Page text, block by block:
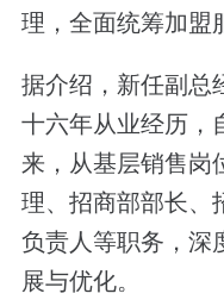
理，全面统筹加盟
据介绍，新任副总
十六年从业经历，
来，从基层销售岗
理、招商部部长、
负责人等职务，深
展与优化。